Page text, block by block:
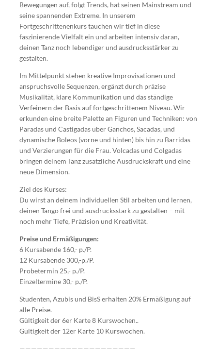
Bewegungen auf, folgt Trends, hat seinen Mainstream und
seine spannenden Extreme. In unserem
Fortgeschrittenenkurs tauchen wir tief in diese
faszinierende Vielfalt ein und arbeiten intensiv daran,
deinen Tanz noch lebendiger und ausdrucksstärker zu
gestalten.
Im Mittelpunkt stehen kreative Improvisationen und
anspruchsvolle Sequenzen, ergänzt durch präzise
Musikalität, klare Kommunikation und das ständige
Verfeinern der Basis auf fortgeschrittenem Niveau. Wir
erkunden eine breite Palette an Figuren und Techniken: von
Paradas und Castigadas über Ganchos, Sacadas, und
dynamische Boleos (vorne und hinten) bis hin zu Barridas
und Verzierungen für die Frau. Volcadas und Colgadas
bringen deinem Tanz zusätzliche Ausdruckskraft und eine
neue Dimension.
Ziel des Kurses:
Du wirst an deinem individuellen Stil arbeiten und lernen,
deinen Tango frei und ausdrucksstark zu gestalten – mit
noch mehr Tiefe, Präzision und Kreativität.
Preise und Ermäßigungen:
6 Kursabende 160,- p./P.
12 Kursabende 300,-p./P.
Probetermin 25,- p./P.
Einzeltermine 30,- p./P.
Studenten, Azubis und BisS erhalten 20% Ermäßigung auf
alle Preise.
Gültigkeit der 6er Karte 8 Kurswochen..
Gültigkeit der 12er Karte 10 Kurswochen.
————————————————————